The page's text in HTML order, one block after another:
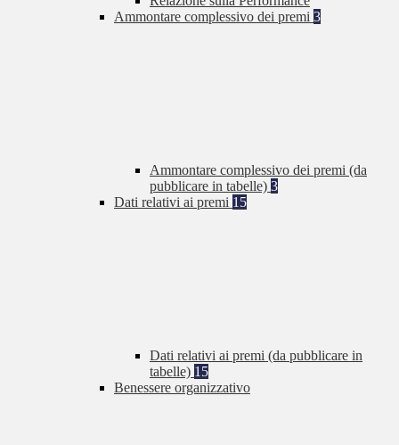
Ammontare complessivo dei premi 3
Ammontare complessivo dei premi (da
pubblicare in tabelle) 3
Dati relativi ai premi 15
Dati relativi ai premi (da pubblicare in
tabelle) 15
Benessere organizzativo